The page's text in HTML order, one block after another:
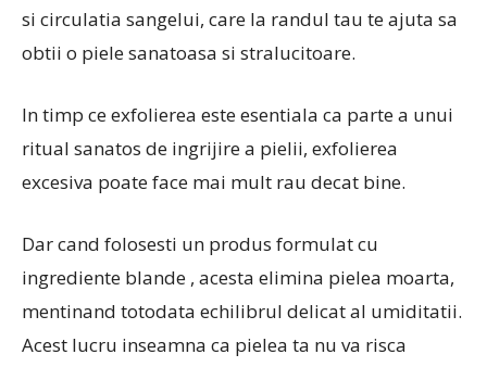
si circulatia sangelui, care la randul tau te ajuta sa
obtii o piele sanatoasa si stralucitoare.
In timp ce exfolierea este esentiala ca parte a unui
ritual sanatos de ingrijire a pielii, exfolierea
excesiva poate face mai mult rau decat bine.
Dar cand folosesti un produs formulat cu
ingrediente blande , acesta elimina pielea moarta,
mentinand totodata echilibrul delicat al umiditatii.
Acest lucru inseamna ca pielea ta nu va risca